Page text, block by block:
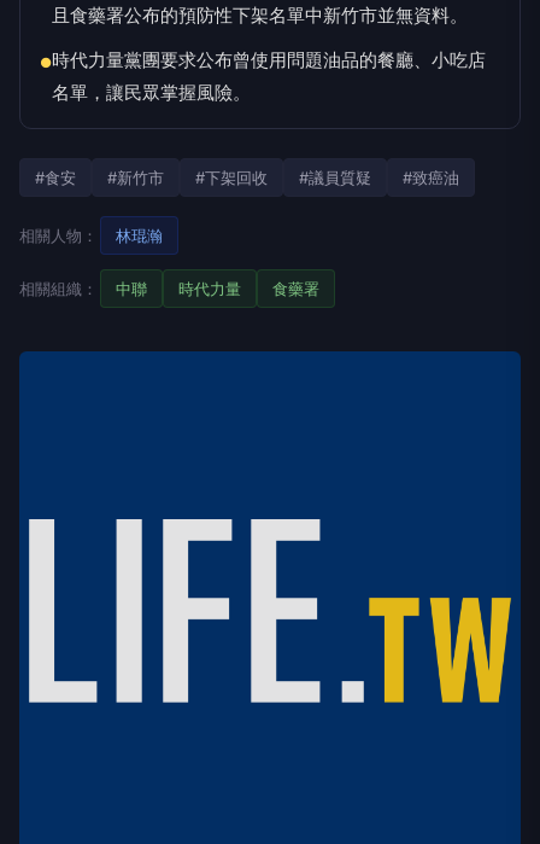
且食藥署公布的預防性下架名單中新竹市並無資料。
●時代力量黨團要求公布曾使用問題油品的餐廳、小吃店
名單，讓民眾掌握風險。
#食安 #新竹市 #下架回收 #議員質疑 #致癌油
相關人物： 林琨瀚
相關組織： 中聯 時代力量 食藥署